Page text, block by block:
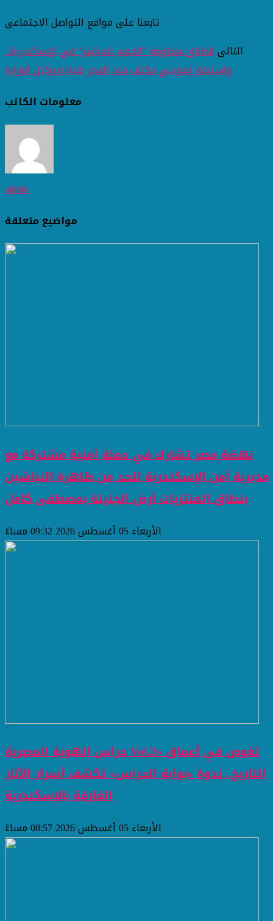
تابعنا على مواقع التواصل الاجتماعى
التالىانطلاق منظومة "الخصم المباشر" في الإسكندرية..
واستنفار تمويني مكثف منذ الفجر بقيادة وكيل الوزارة
معلومات الكاتب
admin
مواضيع متعلقة
نهضة مصر تشارك في حملة أمنية مشتركة مع
مديرية أمن الإسكندرية للحد من ظاهرة النباشين
بنطاق المنتزيات أرض الجنينة بمصطفى كامل
الأربعاء 05 أغسطس 2026 09:32 مساءً
حراس الهوية المصرية Vol.2» تغوص في أعماق
التاريخ.. ندوة «بوابة الحراس» تكشف أسرار الآثار
الغارقة بالإسكندرية
الأربعاء 05 أغسطس 2026 08:57 مساءً